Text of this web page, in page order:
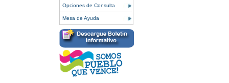
Opciones de Consulta
Mesa de Ayuda